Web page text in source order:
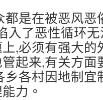
都是在被恶风恶
入了恶性循环
,必须有强大
起来,有关方面
乡各村因地制宜
力。